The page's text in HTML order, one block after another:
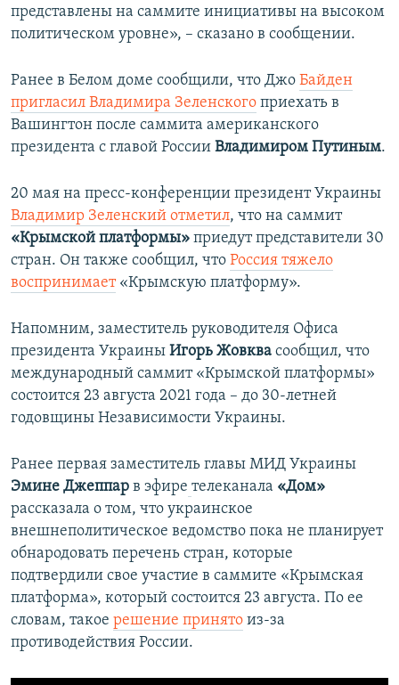
представлены на саммите инициативы на высоком
политическом уровне», – сказано в сообщении.
Ранее в Белом доме сообщили, что Джо Байден
пригласил Владимира Зеленского приехать в
Вашингтон после саммита американского
президента с главой России Владимиром Путиным.
20 мая на пресс-конференции президент Украины
Владимир Зеленский отметил, что на саммит
«Крымской платформы» приедут представители 30
стран. Он также сообщил, что Россия тяжело
воспринимает«Крымскую платформу».
Напомним, заместитель руководителя Офиса
президента Украины Игорь Жовква сообщил, что
международный саммит «Крымской платформы»
состоится 23 августа 2021 года – до 30-летней
годовщины Независимости Украины.
Ранее первая заместитель главы МИД Украины
Эмине Джеппар в эфире телеканала «Дом»
рассказала о том, что украинское
внешнеполитическое ведомство пока не планирует
обнародовать перечень стран, которые
подтвердили свое участие в саммите «Крымская
платформа», который состоится 23 августа. По ее
словам, такое решение принято из-за
противодействия России.